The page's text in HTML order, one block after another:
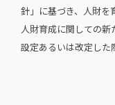
針」に基づき、人財を
人財育成に関しての
設定あるいは改定した